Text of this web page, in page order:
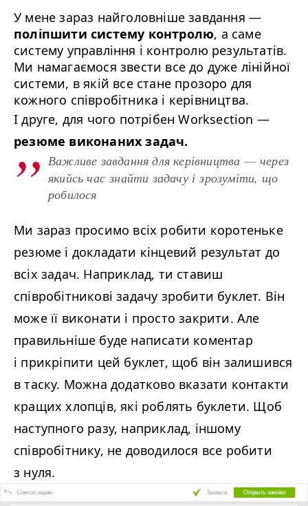
У мене зараз найголовніше завдання—
поліпшити систему контролю, а саме
систему управління і контролю результатів.
Ми намагаємося звести все до дуже лінійної
системи, в якій все стане прозоро для
кожного співробітника і керівництва.
І друге, для чого потрібен Worksection —
резюме виконаних задач.
Важливе завдання для керівництва — через
якийсь час знайти задачу і зрозуміти, що
робилося
Ми зараз просимо всіх робити коротеньке
резюме і докладати кінцевий результат до
всіх задач. Наприклад, ти ставиш
співробітникові задачу зробити буклет. Він
може її виконати і просто закрити. Але
правильніше буде написати коментар
і прикріпити цей буклет, щоб він залишився
в таску. Можна додатково вказати контакти
кращих хлопців, які роблять буклети. Щоб
наступного разу, наприклад, іншому
співробітнику, не доводилося все робити
з нуля.